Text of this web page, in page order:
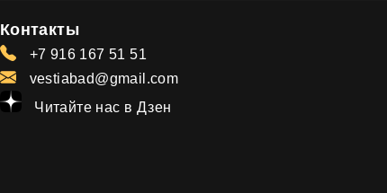
Контакты
+7 916 167 51 51
vestiabad@gmail.com
Читайте нас в Дзен